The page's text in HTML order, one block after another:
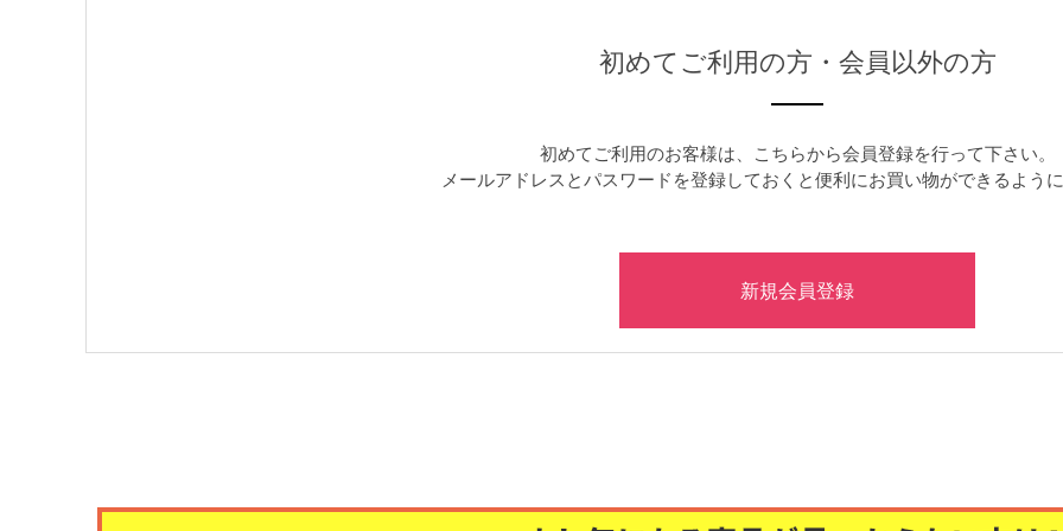
初めてご利用の方・会員以外の方
初めてご利用のお客様は、こちらから会員登録を行って下さい。
メールアドレスとパスワードを登録しておくと便利にお買い物ができるように